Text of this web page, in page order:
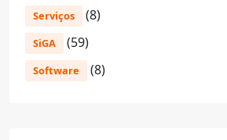
Serviços (8)
SiGA (59)
Software (8)